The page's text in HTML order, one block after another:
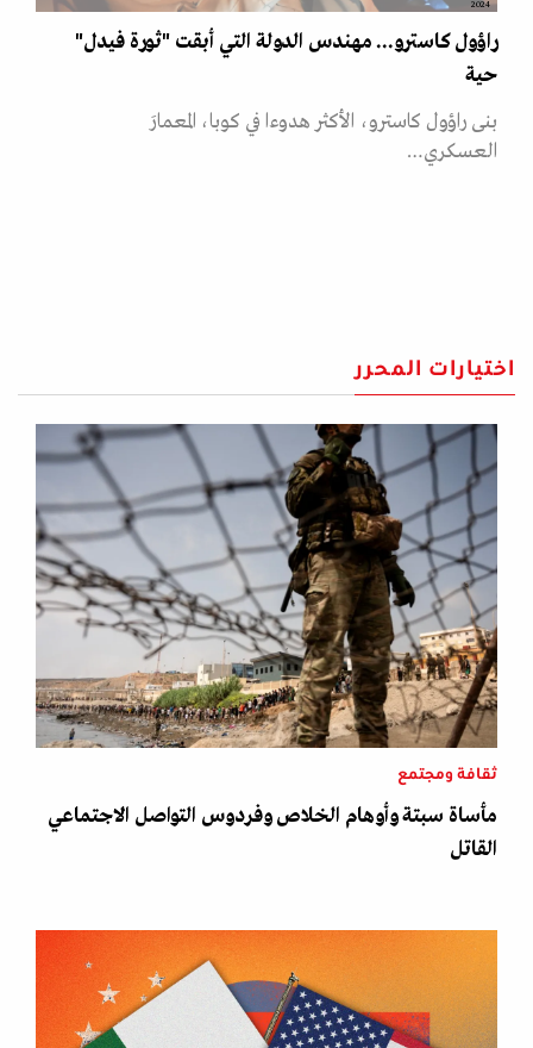
2024
راؤول كاسترو... مهندس الدولة التي أبقت "ثورة فيدل"
حية
بنى راؤول كاسترو، الأكثر هدوءا في كوبا، المعمارَ
العسكري…
اختيارات المحرر
ثقافة ومجتمع
مأساة سبتة وأوهام الخلاص وفردوس التواصل الاجتماعي
القاتل